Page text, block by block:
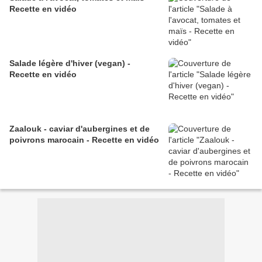
Recette en vidéo
Salade légère d'hiver (vegan) -
Recette en vidéo
Zaalouk - caviar d'aubergines et de
poivrons marocain - Recette en vidéo